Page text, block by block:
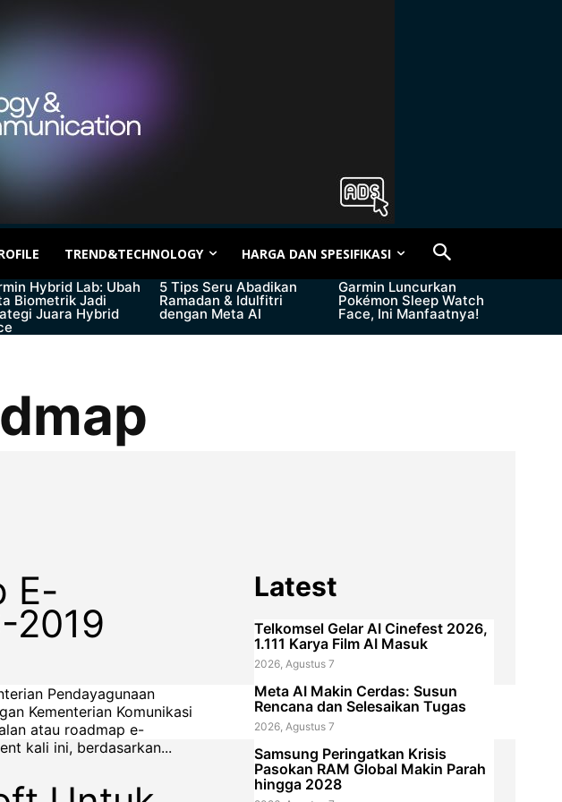
TREND&TECHNOLOGY HARGA DAN SPESIFIKASI
Hybrid Lab: Ubah
Biometrik Jadi
Juara Hybrid
5 Tips Seru Abadikan
Ramadan & Idulfitri
dengan Meta AI
Garmin Luncurkan
Pokémon Sleep Watch
Face, Ini Manfaatnya!
E-
2019
Pendayagunaan
Kementerian Komunikasi
atau roadmap e-
e-government kali ini, berdasarkan...
Latest
Telkomsel Gelar AI Cinefest 2026,
1.111 Karya Film AI Masuk
2026, Agustus 7
Meta AI Makin Cerdas: Susun
Rencana dan Selesaikan Tugas
2026, Agustus 7
Samsung Peringatkan Krisis
Pasokan RAM Global Makin Parah
hingga 2028